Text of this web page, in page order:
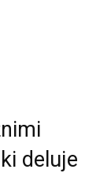
deluje